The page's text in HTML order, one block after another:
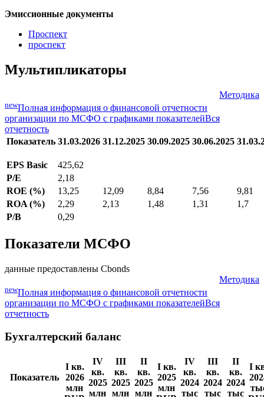
Эмиссионные документы
Проспект
проспект
Мультипликаторы
Методика
newПолная информация о финансовой отчетности
организации по МСФО с графиками показателейВся
отчетность
Показатель 31.03.2026 31.12.2025 30.09.2025 30.06.2025
EPS Basic
425,62
P/E
2,18
ROE (%)
13,25 12,09 8,84 7,56
9,81
ROA (%)
2,29 2,13 1,48 1,31
1,7
P/B
0,29
Показатели МСФО
данные предоставлены Cbonds
Методика
newПолная информация о финансовой отчетности
организации по МСФО с графиками показателейВся
отчетность
Бухгалтерский баланс
Показатель
I кв.
2026
млн
IV
кв.
2025
млн
III
кв.
2025
млн
II
кв.
2025
млн
I кв.
2025
млн
IV
кв.
2024
тыс
III
кв.
2024
тыс
II
кв.
2024
тыс
I